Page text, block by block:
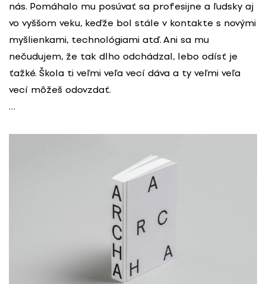
nás. Pomáhalo mu posúvať sa profesijne a ľudsky aj
vo vyššom veku, keďže bol stále v kontakte s novými
myšlienkami, technológiami atď. Ani sa mu
nečudujem, že tak dlho odchádzal, lebo odísť je
ťažké. Škola ti veľmi veľa vecí dáva a ty veľmi veľa
vecí môžeš odovzdať.
…